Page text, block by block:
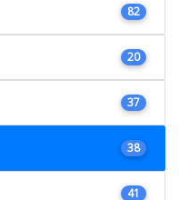
82
20
37
38
41